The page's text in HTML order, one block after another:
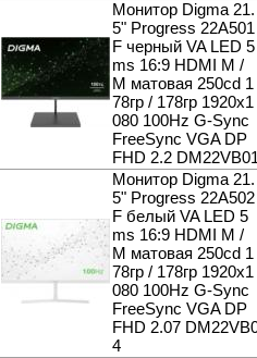
Монитор Digma 21.
5" Progress 22A501
F черный VA LED 5
ms 16:9 HDMI M /
M матовая 250cd 1
78гр / 178гр 1920x1
080 100Hz G-Sync
FreeSync VGA DP
FHD 2.2 DM22VB01
Монитор Digma 21.
5" Progress 22A502
F белый VA LED 5
ms 16:9 HDMI M /
M матовая 250cd 1
78гр / 178гр 1920x1
080 100Hz G-Sync
FreeSync VGA DP
FHD 2.07
4